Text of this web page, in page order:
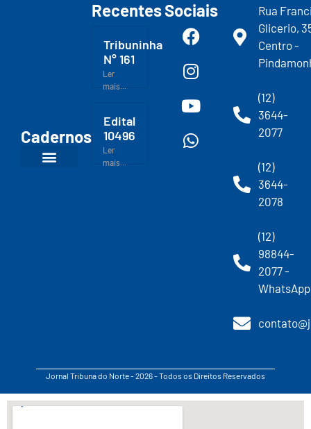
Cadernos
Recentes
Tribuninha
N° 161
Ler
mais...
Edital
10496
Ler
mais...
Sociais
Rua
Glicerio,
Centro -
(12)
3644-
2077
(12)
3644-
2078
(12)
98844-
2077 -
WhatsApp
Jornal Tribuna do Norte - 2026 - Todos os Direitos Reservados